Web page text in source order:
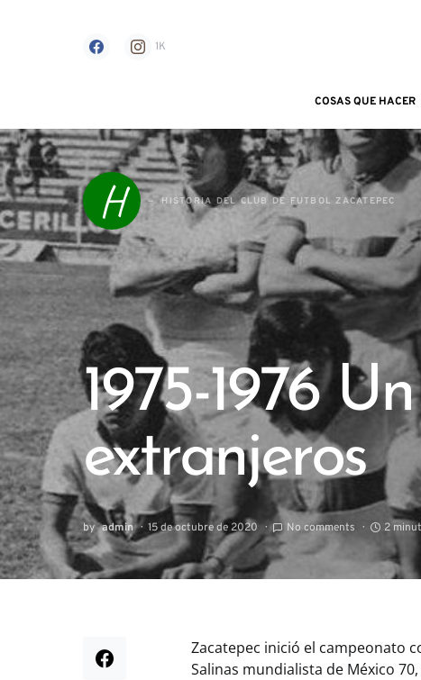
1K
COSAS QUE HACER
H HISTORIA DEL CLUB DE FUTBOL ZACATEPEC
1975-1976
extranjeros
by admin 15 de octubre de 2020 No comments 2
Zacatepec inició el campeonato
Salinas mundialista de México